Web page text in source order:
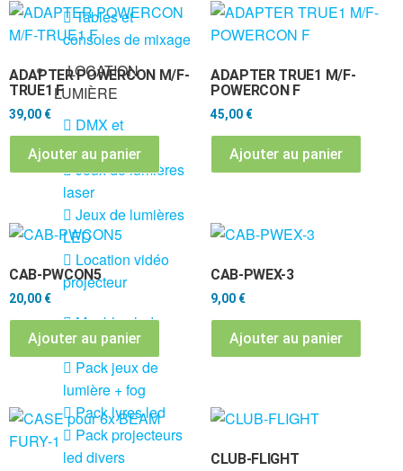
Tables et
consoles de mixage
LOCATION
LUMIÈRE
DMX et
alimentation
Jeux de lumières
laser
Jeux de lumières
LED
Location vidéo
projecteur
Meubles led
lumineux
Pack jeux de
lumière + fog
Pack lyres led
Pack projecteurs
led divers
ADAPTER POWERCON M/F-
TRUE1 F
39,00 €
Ajouter au panier
ADAPTER TRUE1 M/F-
POWERCON F
45,00 €
Ajouter au panier
CAB-PWCON5
20,00 €
Ajouter au panier
CAB-PWEX-3
9,00 €
Ajouter au panier
CLUB-FLIGHT